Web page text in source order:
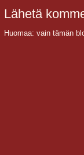
Lähetä
Huomaa: vain tämän